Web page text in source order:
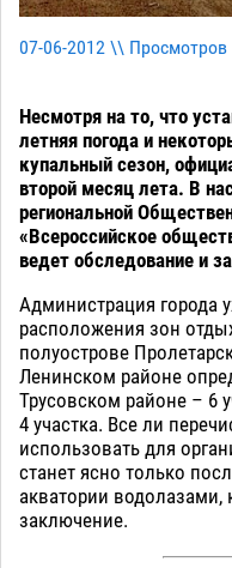
07-06-2012 \\ Просмотров
Несмотря на то, что
летняя погода и
купальный сезон,
второй месяц лета. В
региональной
«Всероссийское
ведет обследование и
Администрация города
расположения зон
полуострове
Ленинском районе
Трусовском районе – 6
4 участка. Все ли
использовать для
станет ясно только
акватории водолазами,
заключение.